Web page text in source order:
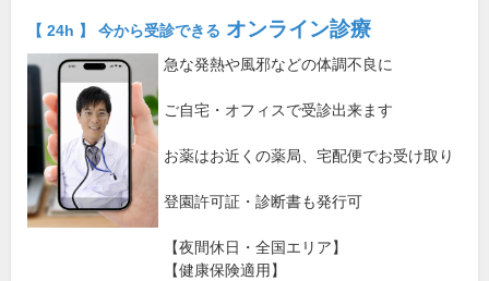
【 24h 】 今から受診できる オンライン診療
急な発熱や風邪などの体調不良に
ご自宅・オフィスで受診出来ます
お薬はお近くの薬局、宅配便でお受け取り
登園許可証・診断書も発行可
【夜間休日・全国エリア】
【健康保険適用】